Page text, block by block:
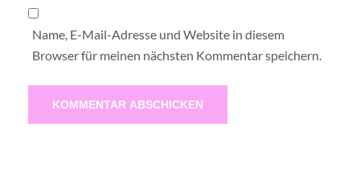
Name, E-Mail-Adresse und Website in diesem
Browser für meinen nächsten Kommentar speichern.